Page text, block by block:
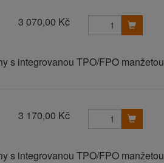
3 070,00 Kč
s integrovanou TPO/FPO manžetou
3 170,00 Kč
s integrovanou TPO/FPO manžetou